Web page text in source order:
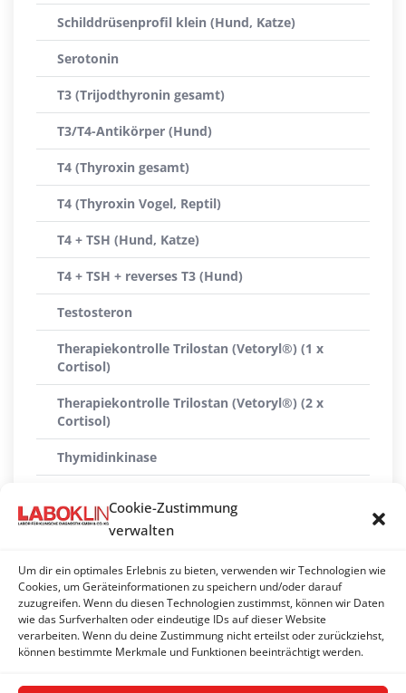
Cookie-Zustimmung
verwalten
Um dir ein optimales Erlebnis zu bieten, verwenden wir Technologien wie
Cookies, um Geräteinformationen zu speichern und/oder darauf
zuzugreifen. Wenn du diesen Technologien zustimmst, können wir Daten
wie das Surfverhalten oder eindeutige IDs auf dieser Website
verarbeiten. Wenn du deine Zustimmung nicht erteilst oder zurückziehst,
können bestimmte Merkmale und Funktionen beeinträchtigt werden.
Schilddrüsenprofil klein (Hund, Katze)
Serotonin
T3 (Trijodthyronin gesamt)
T3/T4-Antikörper (Hund)
T4 (Thyroxin gesamt)
T4 (Thyroxin Vogel, Reptil)
T4 + TSH (Hund, Katze)
T4 + TSH + reverses T3 (Hund)
Testosteron
Therapiekontrolle Trilostan (Vetoryl®) (1 x
Cortisol)
Therapiekontrolle Trilostan (Vetoryl®) (2 x
Cortisol)
Thymidinkinase
TSH (Thyreoidea-stimulierendes Hormon)
Tumormarker AFP (Alpha-Fetoprotein)
Tumormarker CEA (Carcino-embryonales
Antigen)
Tumortest Nu.Q® (Hund)